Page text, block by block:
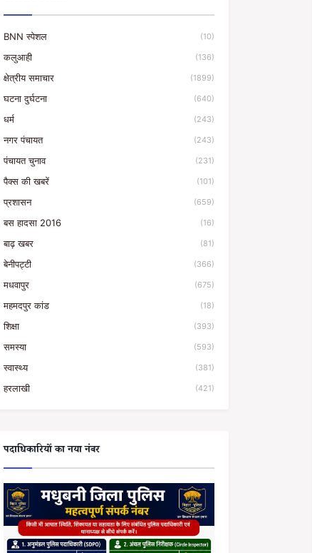
BNN स्पेशल (10)
कलुआही (136)
क्षेत्रीय समाचार (1899)
घटना दुर्घटना (640)
धर्म (243)
नगर पंचायत (243)
पंचायत चुनाव (231)
पैक्स की खबरें (101)
प्रशासन (659)
बस हादसा 2016 (16)
बाढ़ खबर (81)
बेनीपट्टी (366)
मधवापुर (675)
महमदपुर कांड (18)
शिक्षा (393)
समस्या (593)
स्वास्थ्य (381)
हरलाखी (421)
पदाधिकारियों का नया नंबर